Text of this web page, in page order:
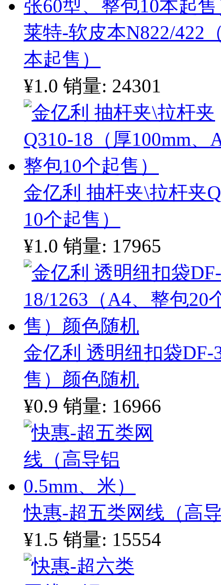
莱特-软皮本N822/422
本起售）
¥1.0 销量: 24301
金亿利 抽杆夹\拉杆夹
10个起售）
¥1.0 销量: 17965
金亿利 透明纽扣袋DF-
售）颜色随机
¥0.9 销量: 16966
快惠-超五类网线（高
¥1.5 销量: 15554